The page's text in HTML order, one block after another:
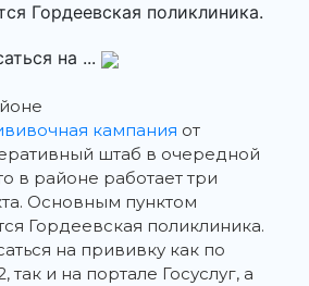
Гордеевская поликлиника.
на ...
кампания от
штаб в очередной
в районе работает три
Основным пунктом
Гордеевская поликлиника.
на прививку как по
и на портале Госуслуг, а